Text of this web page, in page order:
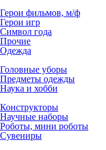
Герои фильмов, м/ф
Герои игр
Символ года
Прочие
Одежда
Головные уборы
Предметы одежды
Наука и хобби
Конструкторы
Научные наборы
Роботы, мини роботы
Сувениры